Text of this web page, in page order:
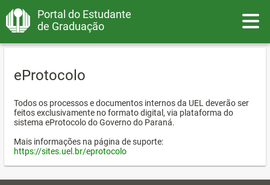
Portal do Estudante
de Graduação
eProtocolo
Todos os processos e documentos internos da UEL deverão ser
feitos exclusivamente no formato digital, via plataforma do
sistema eProtocolo do Governo do Paraná.
Mais informações na página de suporte:
https://sites.uel.br/eprotocolo